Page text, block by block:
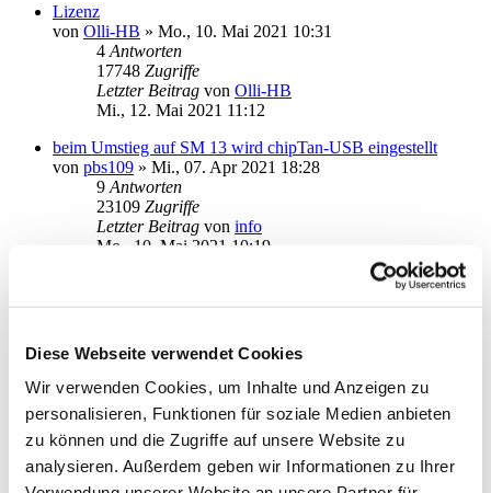
Diese Webseite verwendet Cookies
Wir verwenden Cookies, um Inhalte und Anzeigen zu
personalisieren, Funktionen für soziale Medien anbieten
zu können und die Zugriffe auf unsere Website zu
analysieren. Außerdem geben wir Informationen zu Ihrer
Lizenz
von Olli-HB » Mo., 10. Mai 2021 10:31
4 Antworten
17748 Zugriffe
Letzter Beitrag von Olli-HB
Mi., 12. Mai 2021 11:12
beim Umstieg auf SM 13 wird chipTan-USB eingestellt
von pbs109 » Mi., 07. Apr 2021 18:28
9 Antworten
23109 Zugriffe
Letzter Beitrag von info
Mo., 10. Mai 2021 10:19
vonandgar»Do., 29. Apr 2021 14:17
Letzter Beitragvon kuddel
Fr., 30. Apr 2021 15:12
Online-Update Abbruch Modul=app_8
vonhaukeno »Mi., 28. Apr 2021 09:11
Antworten
21284Zugriffe